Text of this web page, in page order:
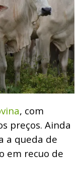
, com
preços. Ainda
a queda de
em recuo de